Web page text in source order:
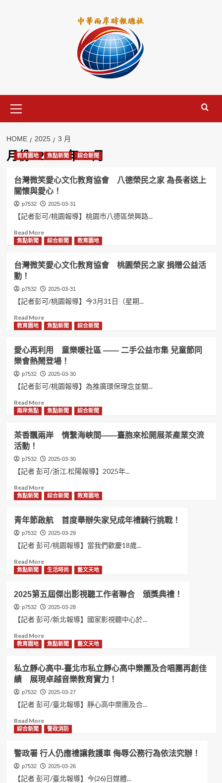
Menu
HOME 2025 3 月
月份:2025 年 3 月
教育園地 焦點新聞 綜合新聞
台灣微笑愛心文化教育協會 八德榮民之家 為長者送上
關懷與愛心！
p7532 2025-03-31
【記者彭可/桃園報導】桃園市八德區榮興路...
Read MoreRead
more
台
灣
笑
愛
心
文
化
育
協
會
八
德
榮
民
之
為
長
送
上
關
懷
與
心！
焦點新聞 綜合新聞 教育園地
台灣微笑愛心文化教育協會 桃園榮民之家 捐贈公益活
動！
p7532 2025-03-31
【記者彭可/桃園報導】今3月31日（星期...
Read MoreRead
more
台
灣
微
笑
愛
心
文
化
育
協
桃
園
榮
民
之
捐
贈
公
益
動！
教育園地 焦點新聞 綜合新聞
愛心再利用 童樂暖社區 —— 二手公益市集 兒童節同
樂會熱鬧登場！
p7532 2025-03-30
【記者彭可/桃園報導】為推廣環保理念並關...
Read MoreRead
more
愛
心
利
用
童
樂
暖
區
——
二
手
益
市
兒
童
節
同
會
熱
登
場！
兩岸焦點 焦點新聞 綜合新聞
茶香飄兩岸 情繫海峽間——臺胞來松開展茶產業交流
活動！
p7532 2025-03-30
【記者 彭可/浙江.松陽報導】2025年...
Read MoreRead
more
茶
香
飄
兩
情
繫
峽
間
——
臺
來
松
展
茶
產
業
交
活
動！
焦點新聞 綜合新聞 教育園地
青年節啟航 首度舉辦失家兒成年禮騎行挑戰！
p7532 2025-03-29
【記者 彭可/桃園報導】當我們歡慶18歲...
Read MoreRead
more
青
年
節
啟
首
度
辦
失
家
兒
成
禮
騎
挑
戰！
焦點新聞 生活時尚 藝文天地
2025第五屆傑出影視聽工作者聯合 頒獎典禮！
p7532 2025-03-28
【記者 彭可/新北報導】國家影視聽中心於...
Read MoreRead
more
2025
第
五
屆
傑
出
影
視
工
作
者
聯
教育園地 焦點新聞 藝文天地
私立靜心高中-臺北市私立靜心高中樂團及合唱團再創佳
績 展現卓越音樂教育實力！
p7532 2025-03-27
【記者 彭可/臺北報導】靜心高中樂團及合...
Read MoreRead
more
私
立
靜
心
綜合新聞 警政消防
警政署 行人仍應禮讓救護車 侮辱公務行為依法究辦！
p7532 2025-03-26
【記者 彭可/臺北報導】今(26)日媒體...